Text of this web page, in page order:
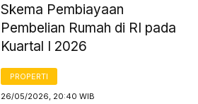
Skema Pembiayaan
Pembelian Rumah di RI pada
Kuartal I 2026
PROPERTI
26/05/2026, 20:40 WIB